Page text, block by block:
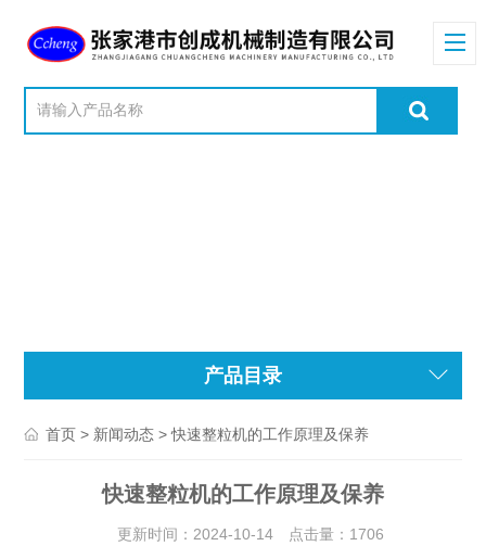
产品目录
首页 > 新闻动态 > 快速整粒机的工作原理及保养
快速整粒机的工作原理及保养
更新时间：2024-10-14 点击量： 1706